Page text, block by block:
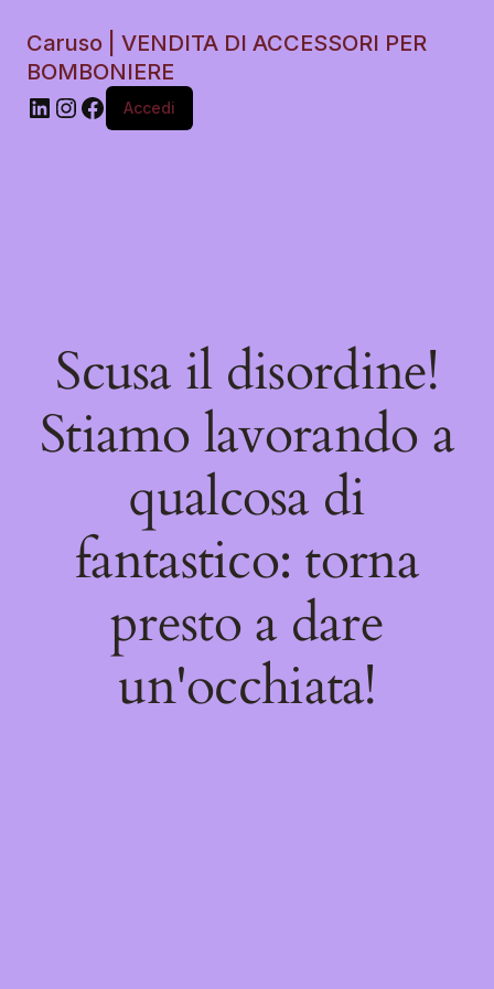
Caruso | VENDITA DI ACCESSORI PER
BOMBONIERE
Accedi
Scusa il disordine!
Stiamo lavorando a
qualcosa di
fantastico: torna
presto a dare
un'occhiata!